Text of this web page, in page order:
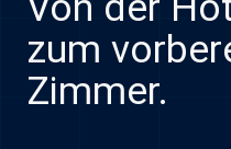
zum
Zimmer.